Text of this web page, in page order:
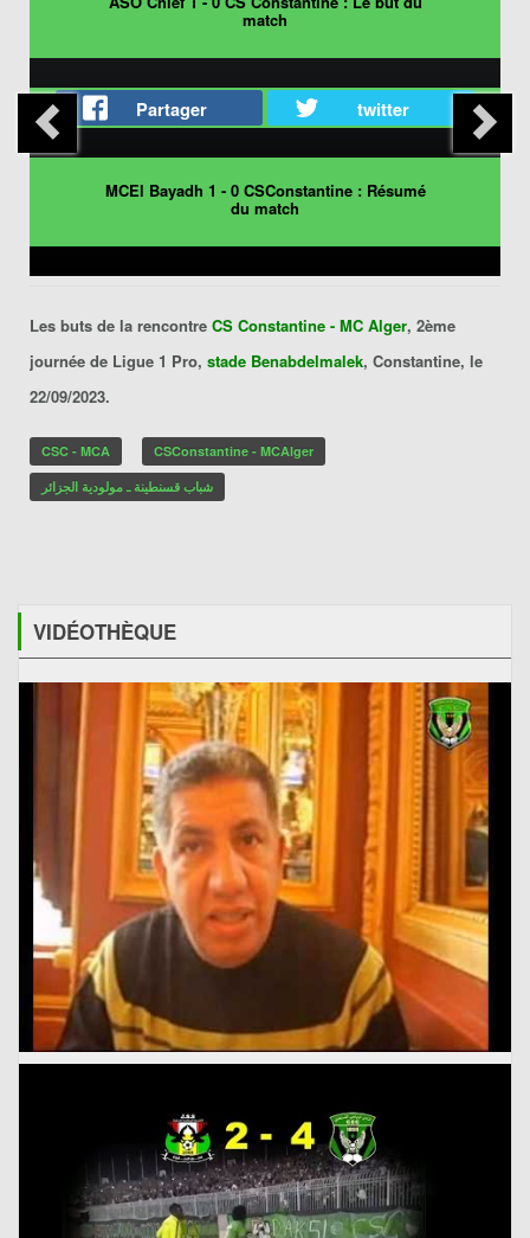
match
Partager twitter
MCEl Bayadh 1 - 0 CSConstantine : Résumé
du match
Les buts de la rencontre CS Constantine - MC Alger, 2ème
journée de Ligue 1 Pro, stade Benabdelmalek, Constantine, le
22/09/2023.
CSC - MCA
CSConstantine - MCAlger
شباب قسنطينة ـ مولودية الجزائر
VIDÉOTHÈQUE